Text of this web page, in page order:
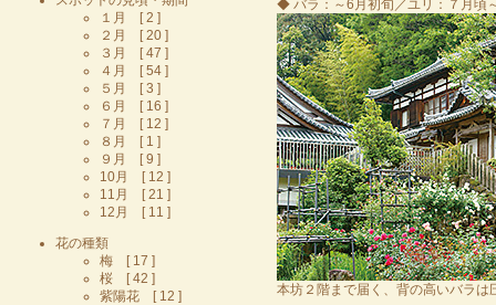
１月 [ 2 ]
２月 [ 20 ]
３月 [ 47 ]
４月 [ 54 ]
５月 [ 3 ]
６月 [ 16 ]
７月 [ 12 ]
８月 [ 1 ]
９月 [ 9 ]
10月 [ 12 ]
11月 [ 21 ]
12月 [ 11 ]
花の種類
梅 [ 17 ]
桜 [ 42 ]
紫陽花 [ 12 ]
◆ バラ：～6月初旬／ユリ：７月頃
本坊２階まで届く、背の高いバラは